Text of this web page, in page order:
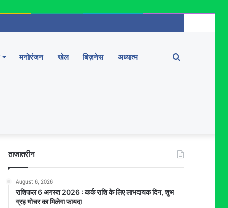
मनोरंजन खेल बिज़नेस अध्यात्म Search
ताजातरीन
August 6, 2026
राशिफल 6 अगस्त 2026 : कर्क राशि के लिए लाभदायक दिन, शुभ
ग्रह गोचर का मिलेगा फायदा